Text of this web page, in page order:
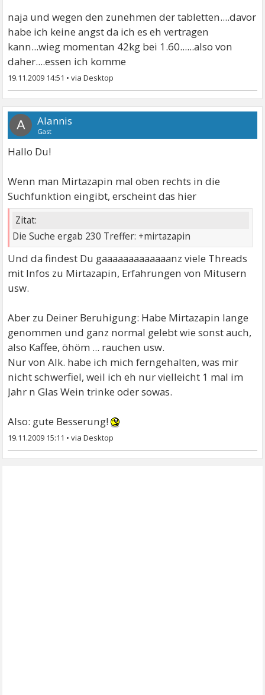
naja und wegen den zunehmen der tabletten....davor
habe ich keine angst da ich es eh vertragen
kann...wieg momentan 42kg bei 1.60......also von
daher....essen ich komme
19.11.2009 14:51 •
A Alannis
Gast
Hallo Du!
Wenn man Mirtazapin mal oben rechts in die
Suchfunktion eingibt, erscheint das hier
Zitat:
Die Suche ergab 230 Treffer: +mirtazapin
Und da findest Du gaaaaaaaaaaaaanz viele Threads
mit Infos zu Mirtazapin, Erfahrungen von Mitusern
usw.
Aber zu Deiner Beruhigung: Habe Mirtazapin lange
genommen und ganz normal gelebt wie sonst auch,
also Kaffee, öhöm ... rauchen usw.
Nur von Alk. habe ich mich ferngehalten, was mir
nicht schwerfiel, weil ich eh nur vielleicht 1 mal im
Jahr n Glas Wein trinke oder sowas.
Also: gute Besserung!
19.11.2009 15:11 •